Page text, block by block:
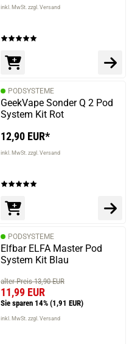
inkl. MwSt. zzgl. Versand
PODSYSTEME
GeekVape Sonder Q 2 Pod
System Kit Rot
12,90 EUR*
inkl. MwSt. zzgl. Versand
PODSYSTEME
Elfbar ELFA Master Pod
System Kit Blau
alter Preis 13,90 EUR
11,99 EUR
Sie sparen 14% (1,91 EUR)
inkl. MwSt. zzgl. Versand